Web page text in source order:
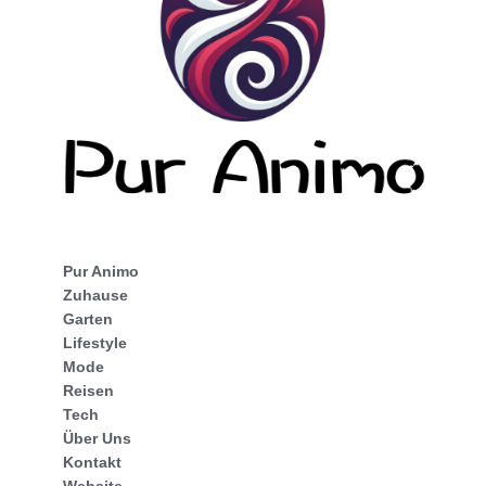
Pur Animo
Zuhause
Garten
Lifestyle
Mode
Reisen
Tech
Über Uns
Kontakt